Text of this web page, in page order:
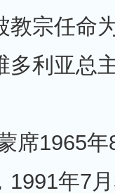
教宗任命
多利亚总
席1965
1991年7